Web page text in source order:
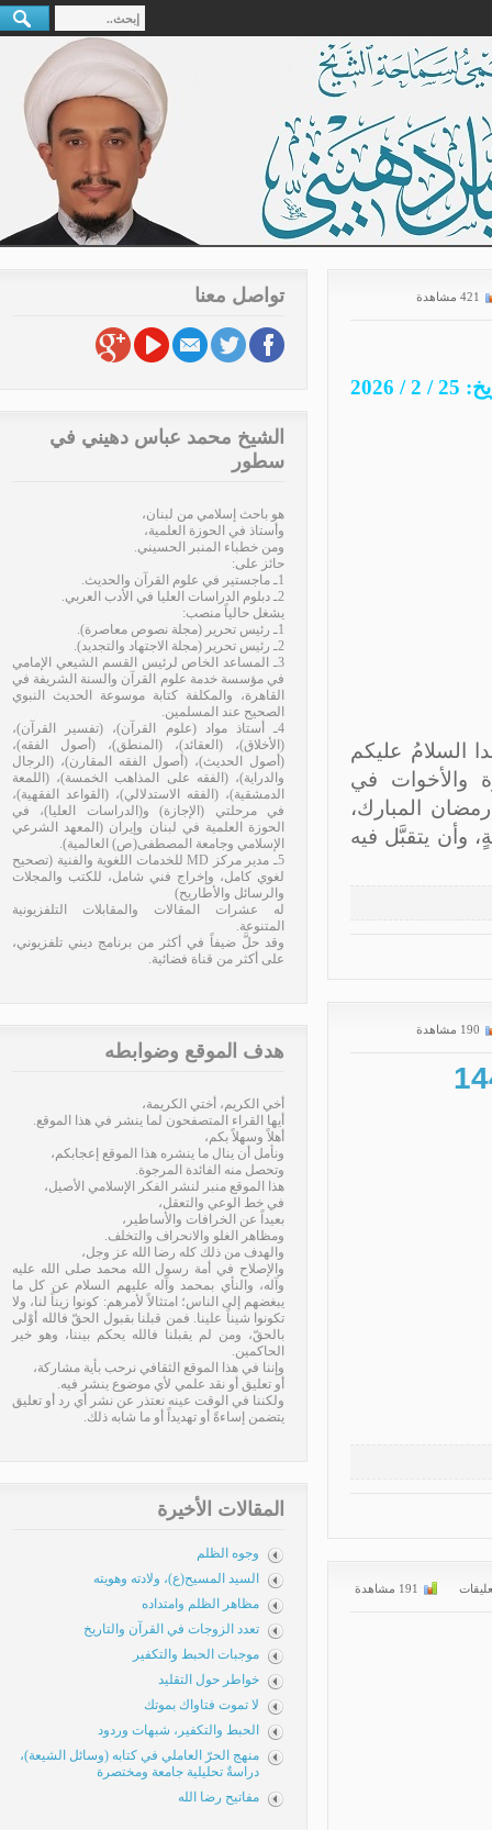
421 مشاهدة
السلامُ عليكم
والأخوات في
المبارك،
وأن يتقبَّل فيه
190 مشاهدة
191 مشاهدة
تواصل معنا
الشيخ محمد عباس دهيني في
سطور
هو باحث إسلامي من لبنان،
وأستاذ في الحوزة العلمية،
ومن خطباء المنبر الحسيني.
حائز على:
يشغل حالياً منصب:
3ـ المساعد الخاص لرئيس القسم الشيعي الإمامي
في مؤسسة خدمة علوم القرآن والسنة الشريفة في
القاهرة، والمكلفة كتابة موسوعة الحديث النبوي
الصحيح عند المسلمين.
4ـ أستاذ مواد (علوم القرآن)، (تفسير القرآن)،
(الأخلاق)، (العقائد)، (المنطق)، (أصول الفقه)،
(أصول الحديث)، (أصول الفقه المقارن)، (الرجال
والدراية)، (الفقه على المذاهب الخمسة)، (اللمعة
الدمشقية)، (الفقه الاستدلالي)، (القواعد الفقهية)،
في مرحلتي (الإجازة) و(الدراسات العليا)، في
الحوزة العلمية في لبنان وإيران (المعهد الشرعي
الإسلامي وجامعة المصطفى(ص) العالمية).
5ـ مدير مركز MD للخدمات اللغوية والفنية (تصحيح
لغوي كامل، وإخراج فني شامل، للكتب والمجلات
والرسائل والأطاريح)
له عشرات المقالات والمقابلات التلفزيونية
المتنوعة.
وقد حلَّ ضيفاً في أكثر من برنامج ديني تلفزيوني،
على أكثر من قناة فضائية.
هدف الموقع وضوابطه
أخي الكريم، أختي الكريمة،
أيها القراء المتصفحون لما ينشر في هذا الموقع.
أهلاً وسهلاً بكم،
ونأمل أن ينال ما ينشره هذا الموقع إعجابكم،
وتحصل منه الفائدة المرجوة.
هذا الموقع منبر لنشر الفكر الإسلامي الأصيل،
في خط الوعي والتعقل،
بعيداً عن الخرافات والأساطير،
ومظاهر الغلو والانحراف والتخلف.
والهدف من ذلك كله رضا الله عز وجل،
والإصلاح في أمة رسول الله محمد صلى الله عليه
وآله، والنأي بمحمد وآله عليهم السلام عن كل ما
يبغضهم إلى الناس؛ امتثالاً لأمرهم: كونوا زيناً لنا، ولا
تكونوا شيناً علينا. فمن قبلنا بقبول الحقّ فالله أوْلى
بالحقّ، ومن لم يقبلنا فالله يحكم بيننا، وهو خير
الحاكمين.
وإننا في هذا الموقع الثقافي نرحب بأية مشاركة،
أو تعليق أو نقد علمي لأي موضوع ينشر فيه.
ولكننا في الوقت عينه نعتذر عن نشر أي رد أو تعليق
يتضمن إساءةً أو تهديداً أو ما شابه ذلك.
المقالات الأخيرة
وجوه الظلم
السيد المسيح(ع)، ولادته وهويته
مظاهر الظلم وامتداده
تعدد الزوجات في القرآن والتاريخ
موجبات الحبط والتكفير
خواطر حول التقليد
لا تموت فتاواك بموتك
الحبط والتكفير، شبهات وردود
منهج الحرّ العاملي في كتابه (وسائل الشيعة)،
دراسةٌ تحليلية جامعة ومختصرة
مفاتيح رضا الله